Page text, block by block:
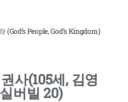
(God’s People, God’s Kingdom)
사(105세, 김영
버빌 20)